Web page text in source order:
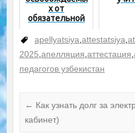
х от
обязательной
apellyatsiya attestatsiya
2025 апелляция аттестация
педагогов узбекистан
← Как узнать долг за
кабинет)